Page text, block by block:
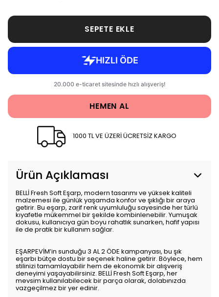
SEPETE EKLE
HEMEN AL
1000 TL VE ÜZERİ ÜCRETSİZ KARGO
Ürün Açıklaması
BELLİ Fresh Soft Eşarp, modern tasarımı ve yüksek kaliteli
malzemesi ile günlük yaşamda konfor ve şıklığı bir araya
getirir. Bu eşarp, zarif renk uyumluluğu sayesinde her türlü
kıyafetle mükemmel bir şekilde kombinlenebilir. Yumuşak
dokusu, kullanıcıya gün boyu rahatlık sunarken, hafif yapısı
ile de pratik bir kullanım sağlar.
EŞARPEVİM’in sunduğu 3 AL 2 ÖDE kampanyası, bu şık
eşarbı bütçe dostu bir seçenek haline getirir. Böylece, hem
stilinizi tamamlayabilir hem de ekonomik bir alışveriş
deneyimi yaşayabilirsiniz. BELLİ Fresh Soft Eşarp, her
mevsim kullanılabilecek bir parça olarak, dolabınızda
vazgeçilmez bir yer edinir.